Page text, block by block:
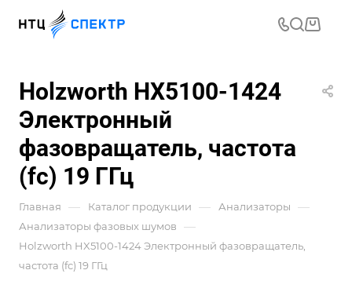
Holzworth HX5100-1424
Электронный
фазовращатель, частота
(fc) 19 ГГц
Главная — Каталог продукции — Анализаторы —
Анализаторы фазовых шумов —
Holzworth HX5100-1424 Электронный фазовращатель,
частота (fc) 19 ГГц